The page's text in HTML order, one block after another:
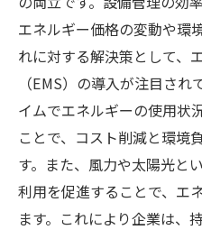
ジネスチャンス
再生可能資源が
エネルギー資源
持続可能なエネ
上
再生可能資源と設備
の向上
企業の環境責任
エネルギー価格の変動や環
れに対する解決策として、
（EMS）の導入が注目さ
イムでエネルギーの使用状
ことで、コスト削減と環境
す。また、風力や太陽光と
利用を促進することで、エ
ます。これにより企業は、